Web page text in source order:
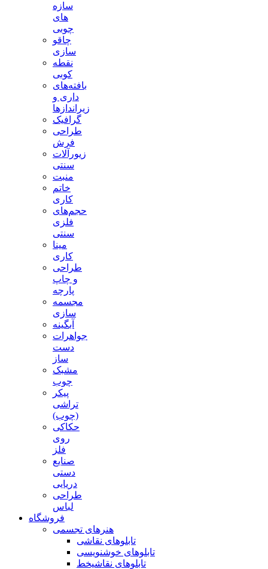
سازه
های
چوبی
چاقو
سازی
نقطه
کوبی
بافته‌های
داری و
زیراندازها
گرافیک
طراحی
فرش
زیورآلات
سنتی
منبت
خاتم
کاری
حجم‌های
فلزی
سنتی
مینا
کاری
طراحی
و چاپ
پارچه
مجسمه
سازی
آبگینه
جواهرات
دست
ساز
مشبک
چوب
پیکر
تراشی
(چوب)
حکاکی
روی
فلز
صنایع
دستی
دریایی
طراحی
لباس
فروشگاه
هنرهای تجسمی
تابلوهای نقاشی
تابلوهای خوشنویسی
تابلوهای نقاشیخط